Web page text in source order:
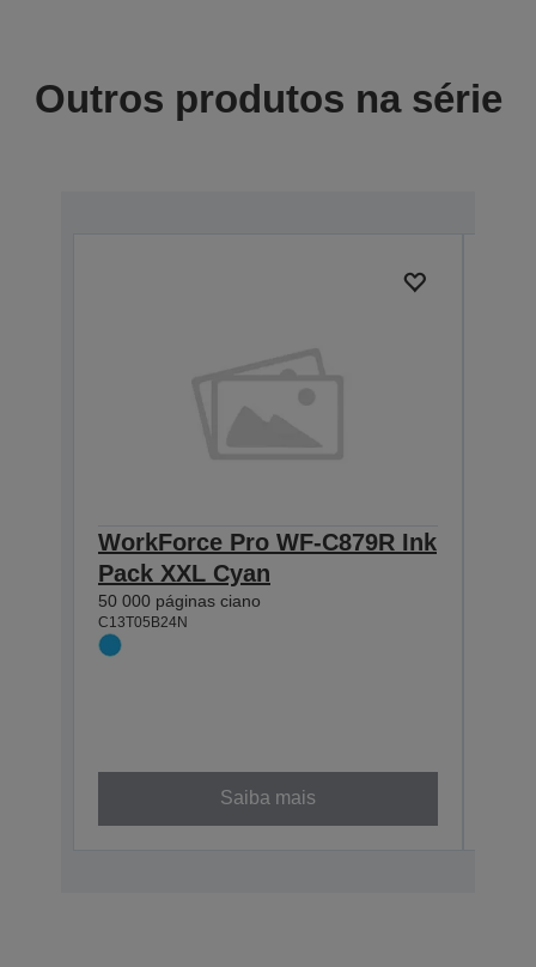
Outros produtos na série
WorkForce Pro WF-C879R Ink
Pack XXL Cyan
50 000 páginas ciano
C13T05B24N
Saiba mais